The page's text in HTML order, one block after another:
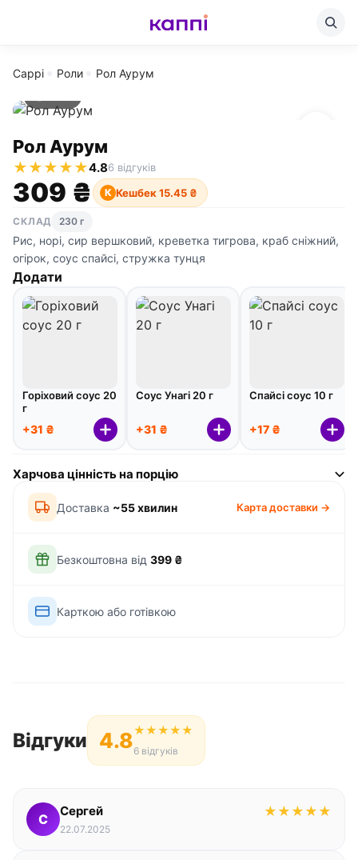
Cappi Роли Рол Аурум
Рол Аурум
★★★★★4.86 відгуків
309 ₴ К Кешбек 15.45 ₴
СКЛАД 230 г
Рис, норі, сир вершковий, креветка тигрова, краб сніжний,
огірок, соус спайсі, стружка тунця
Додати
Горіховий соус 20
г
+31 ₴
Соус Унагі 20 г
+31 ₴
Спайсі соус 10 г
+17 ₴
Харчова цінність на порцію
Доставка ~55 хвилин Карта доставки →
Безкоштовна від 399 ₴
Карткою або готівкою
Відгуки 4.8★★★★★
6 відгуків
С
Сергей ★ ★ ★ ★ ★
22.07.2025